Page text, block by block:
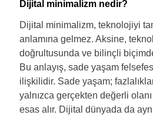
Dijital minimalizm nedir?
Dijital minimalizm, teknolojiyi
anlamına gelmez. Aksine,
doğrultusunda ve bilinçli
Bu anlayış, sade yaşam
ilişkilidir. Sade yaşam;
yalnızca gerçekten değerli olanı
esas alır. Dijital dünyada da